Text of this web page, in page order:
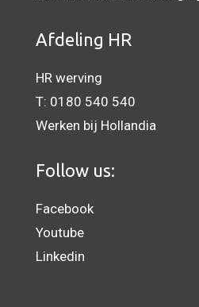
Afdeling HR
HR werving
T: 0180 540 540
Werken bij Hollandia
Follow us:
Facebook
Youtube
Linkedin